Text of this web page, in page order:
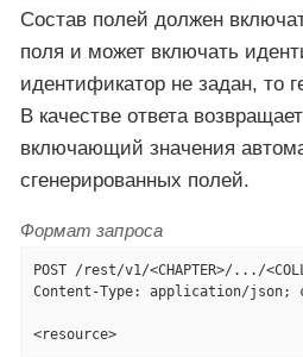
Состав полей должен
поля и может включать
идентификатор не задан, то
В качестве ответа
включающий значения
сгенерированных полей.
Формат запроса
POST /rest/v1/<CHAPTER>/.../
Content-Type: application/json;
<resource>